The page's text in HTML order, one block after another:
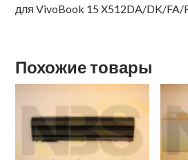
для VivoBook 15 X512DA/DK/FA/
Похожие товары